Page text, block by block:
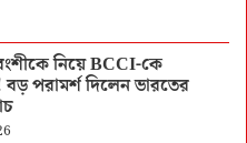
নিয়ে BCCI-কে
বড় পরামর্শ দিলেন ভারতের